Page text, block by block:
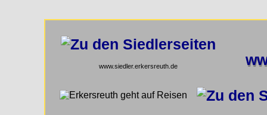
www.siedler.erkersreuth.de